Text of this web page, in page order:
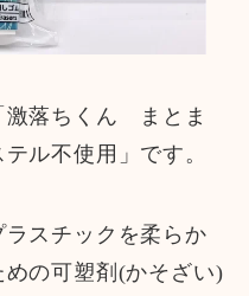
激落ちくん まとま
ル不使用」です。
スチックを柔らか
めの可塑剤(かそざい)